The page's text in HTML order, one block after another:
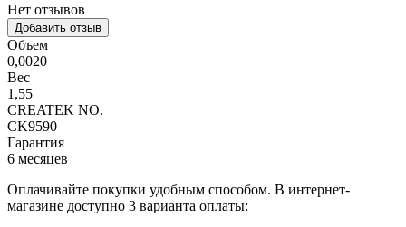
Нет отзывов
Добавить отзыв
Объем
0,0020
Вес
1,55
CREATEK NO.
CK9590
Гарантия
6 месяцев
Оплачивайте покупки удобным способом. В интернет-
магазине доступно 3 варианта оплаты: